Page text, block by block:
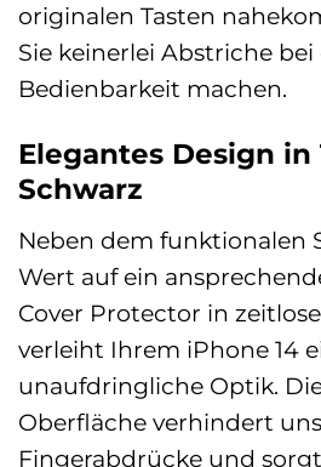
originalen Tasten
Sie keinerlei Abstriche bei
Bedienbarkeit machen.
Elegantes Design in
Schwarz
Neben dem funktionalen
Wert auf ein
Cover Protector in
verleiht Ihrem iPhone 14
unaufdringliche Optik.
Oberfläche verhindert
Fingerabdrücke und